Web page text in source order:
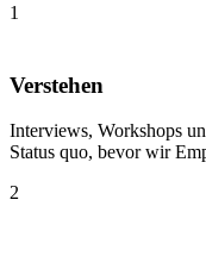
1
Verstehen
Interviews, Workshops
Status quo, bevor wir
2